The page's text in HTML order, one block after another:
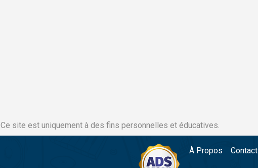
Ce site est uniquement à des fins personnelles et éducatives.
À Propos Contact